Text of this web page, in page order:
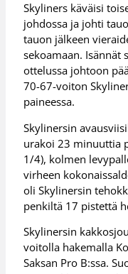
Skyliners käväisi
johdossa ja johti
tauon jälkeen
sekoamaan. Isännät
ottelussa johtoon
70-67-voiton
paineessa.
Skylinersin
urakoi 23 minuuttia
1/4), kolmen
virheen
oli Skylinersin
penkiltä 17 pistettä
Skylinersin
voitolla hakemalla
Saksan Pro B:ssa.